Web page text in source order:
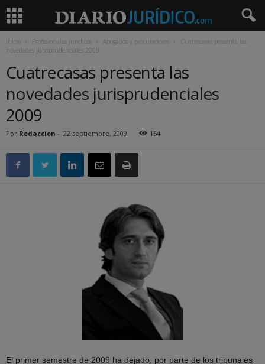
Inicio Profesionales Jurídicos Abogados y procuradores
Cuatrecasas presenta las
novedades jurisprudenciales 2009
Cuatrecasas presenta las
novedades jurisprudenciales
2009
Por Redaccion - 22 septiembre, 2009 154
El primer semestre de 2009 ha dejado, por parte de los tribunales